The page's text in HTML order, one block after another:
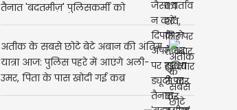
तैनात 'बदतमीज़' पुलिसकर्मी को
हटाने की मांग की
अतीक के सबसे छोटे बेटे अबान की अंतिम
यात्रा आज: पुलिस पहरे में आएंगे अली-
उमर, पिता के पास खोदी गई कब्र